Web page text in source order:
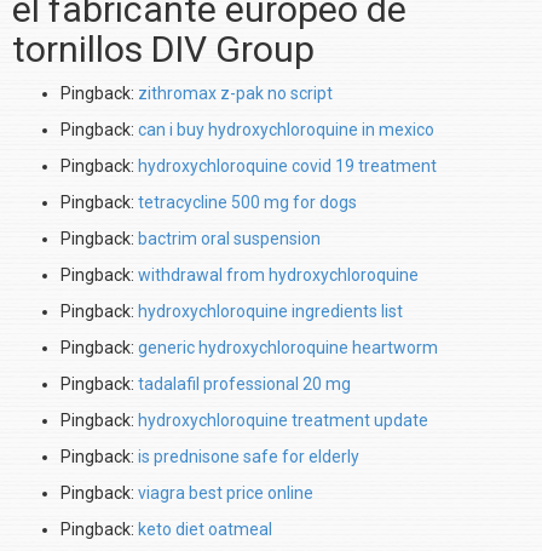
el fabricante europeo de
tornillos DIV Group
Pingback: zithromax z-pak no script
Pingback: can i buy hydroxychloroquine in mexico
Pingback: hydroxychloroquine covid 19 treatment
Pingback: tetracycline 500 mg for dogs
Pingback: bactrim oral suspension
Pingback: withdrawal from hydroxychloroquine
Pingback: hydroxychloroquine ingredients list
Pingback: generic hydroxychloroquine heartworm
Pingback: tadalafil professional 20 mg
Pingback: hydroxychloroquine treatment update
Pingback: is prednisone safe for elderly
Pingback: viagra best price online
Pingback: keto diet oatmeal